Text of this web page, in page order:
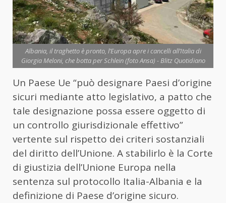
Albania, il traghetto è pronto, l’Europa apre i cancelli all’Italia di
Giorgia Meloni, che botta per Schlein (foto Ansa) - Blitz Quotidiano
Un Paese Ue “può designare Paesi d’origine
sicuri mediante atto legislativo, a patto che
tale designazione possa essere oggetto di
un controllo giurisdizionale effettivo”
vertente sul rispetto dei criteri sostanziali
del diritto dell’Unione. A stabilirlo è la Corte
di giustizia dell’Unione Europa nella
sentenza sul protocollo Italia-Albania e la
definizione di Paese d’origine sicuro.